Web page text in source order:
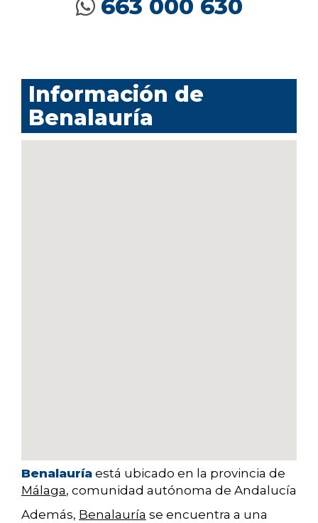
663 000 630
Información de
Benalauría
Benalauría está ubicado en la provincia de
Málaga, comunidad autónoma de Andalucía
Además, Benalauría se encuentra a una